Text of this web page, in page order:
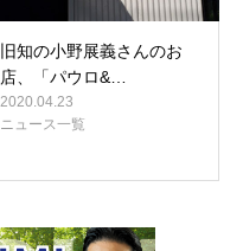
旧知の小野展義さんのお
店、「パウロ&…
2020.04.23
ニュース一覧